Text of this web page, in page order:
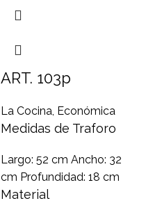
ART. 103p
La Cocina, Económica
Medidas de Traforo
Largo: 52 cm Ancho: 32
cm Profundidad: 18 cm
Material